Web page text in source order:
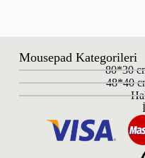
Mousepad Kategorileri
80*30
48*40